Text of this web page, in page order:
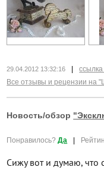
29.04.2012 13:32:16
Все отзывы и рецензии на
Новость/обзор
Понравилось?Да |
Сижу вот и думаю, что